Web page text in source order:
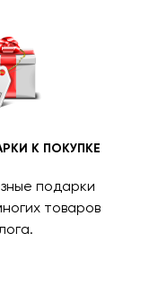
К ПОКУПКЕ
подарки
товаров